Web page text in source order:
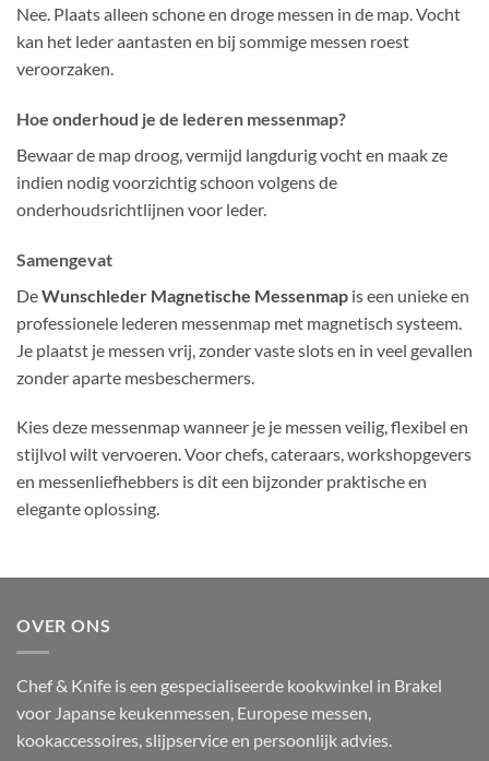
Nee. Plaats alleen schone en droge messen in de map. Vocht
kan het leder aantasten en bij sommige messen roest
veroorzaken.
Hoe onderhoud je de lederen messenmap?
Bewaar de map droog, vermijd langdurig vocht en maak ze
indien nodig voorzichtig schoon volgens de
onderhoudsrichtlijnen voor leder.
Samengevat
DeWunschleder Magnetische Messenmap is een unieke en
professionele lederen messenmap met magnetisch systeem.
Je plaatst je messen vrij, zonder vaste slots en in veel gevallen
zonder aparte mesbeschermers.
Kies deze messenmap wanneer je je messen veilig, flexibel en
stijlvol wilt vervoeren. Voor chefs, cateraars, workshopgevers
en messenliefhebbers is dit een bijzonder praktische en
elegante oplossing.
OVER ONS
Chef & Knife is een gespecialiseerde kookwinkel in Brakel
voor Japanse keukenmessen, Europese messen,
kookaccessoires, slijpservice en persoonlijk advies.